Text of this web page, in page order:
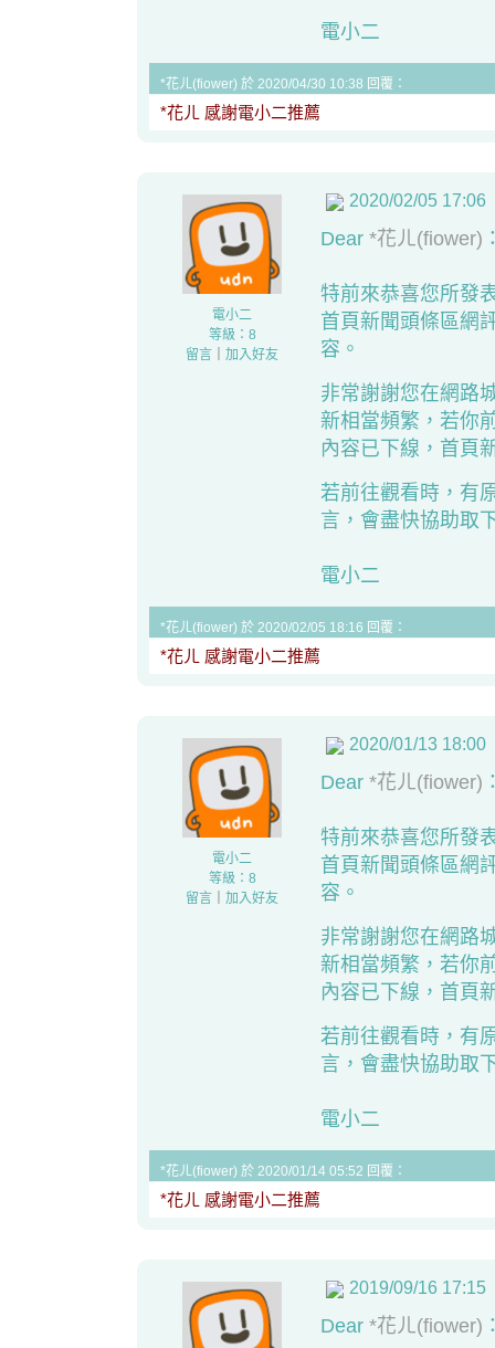
電小二
*花ㄦ(fiower) 於 2020/04/30 10:38 回覆：
*花ㄦ 感謝電小二推薦
電小二
等級：8
留言
加入好友
2020/02/05 17:06
Dear *花ㄦ(fiower)
特前來恭喜您所發
首頁新聞頭條區網
容。
非常謝謝您在網路
新相當頻繁，若你
內容已下線，首頁
若前往觀看時，有
言，會盡快協助取
電小二
*花ㄦ(fiower) 於 2020/02/05 18:16 回覆：
*花ㄦ 感謝電小二推薦
電小二
等級：8
留言
加入好友
2020/01/13 18:00
Dear *花ㄦ(fiower)
特前來恭喜您所發
首頁新聞頭條區網
容。
非常謝謝您在網路
新相當頻繁，若你
內容已下線，首頁
若前往觀看時，有
言，會盡快協助取
電小二
*花ㄦ(fiower) 於 2020/01/14 05:52 回覆：
*花ㄦ 感謝電小二推薦
2019/09/16 17:15
Dear *花ㄦ(fiower)